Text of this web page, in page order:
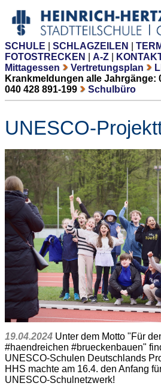
SCHULE SCHLAGZEILEN
FOTOSTRECKEN
A-Z
Mittagessen
Vertretungsplan
Krankmeldungen alle Jahrgänge:
040 428 891-199
Schulbüro
UNESCO-
19.04.2024 Unter dem Motto "Für
#haendreichen #brueckenbauen"
UNESCO-Schulen Deutschlands
HHS machte am 16.4. den Anfang
UNESCO-Schulnetzwerk!